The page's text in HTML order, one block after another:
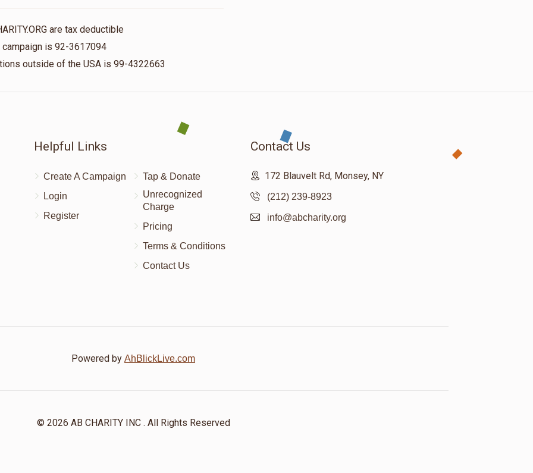
אברהם $75.00
are tax deductible
is 92-3617094
outside of the USA is 99-4322663
Helpful Links
Create A Campaign
Login
Register
Tap & Donate
Unrecognized
Charge
Pricing
Terms & Conditions
Contact Us
Contact Us
172 Blauvelt Rd, Monsey, NY
(212) 239-8923
info@abcharity.org
Powered by AhBlickLive.com
© 2026 AB CHARITY INC . All Rights Reserved